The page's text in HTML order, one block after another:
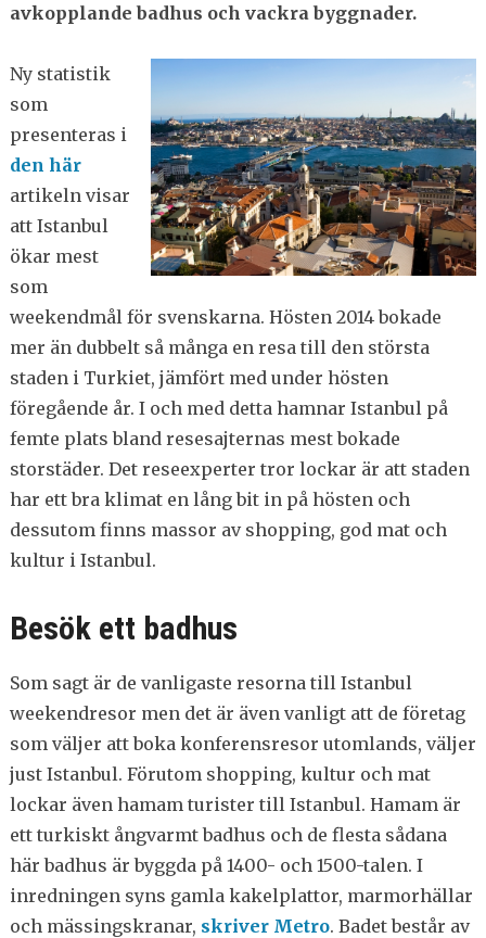
avkopplande badhus och vackra byggnader.
Ny statistik
som
presenteras i
den här
artikeln visar
att Istanbul
ökar mest
som
weekendmål för svenskarna. Hösten 2014 bokade
mer än dubbelt så många en resa till den största
staden i Turkiet, jämfört med under hösten
föregående år. I och med detta hamnar Istanbul på
femte plats bland resesajternas mest bokade
storstäder. Det reseexperter tror lockar är att staden
har ett bra klimat en lång bit in på hösten och
dessutom finns massor av shopping, god mat och
kultur i Istanbul.
Besök ett badhus
Som sagt är de vanligaste resorna till Istanbul
weekendresor men det är även vanligt att de företag
som väljer att boka konferensresor utomlands, väljer
just Istanbul. Förutom shopping, kultur och mat
lockar även hamam turister till Istanbul. Hamam är
ett turkiskt ångvarmt badhus och de flesta sådana
här badhus är byggda på 1400- och 1500-talen. I
inredningen syns gamla kakelplattor, marmorhällar
och mässingskranar, skriver Metro. Badet består av